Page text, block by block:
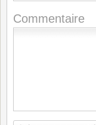
Commentaire